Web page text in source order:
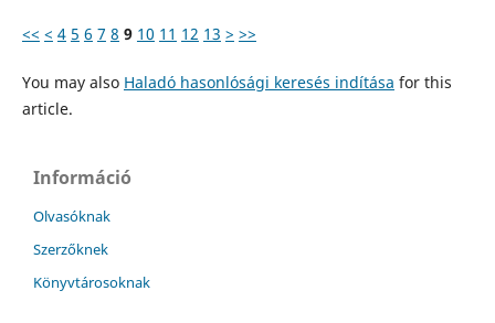
<< < 4 5 6 7 8 9 10 11 12 13 > >>
You may also Haladó hasonlósági keresés indítása for this
article.
Információ
Olvasóknak
Szerzőknek
Könyvtárosoknak